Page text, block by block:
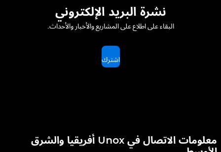
نشرة البريد الإلكتروني
البقاء على اطلاع على المشاريع والأخبار والأحداث.
اشترك
معلومات الاتصال في Unox أفريقيا والشرق